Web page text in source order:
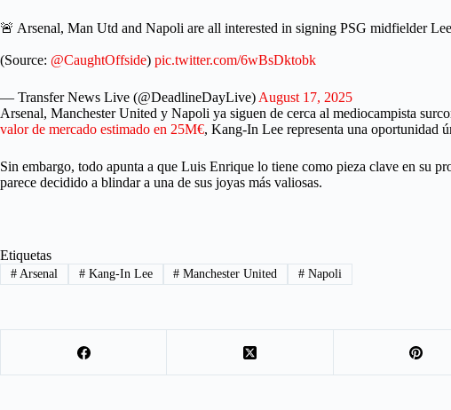
🚨 Arsenal, Man Utd and Napoli are all interested in signing PSG midfielder
(Source: @CaughtOffside) pic.twitter.com/6wBsDktobk
— Transfer News Live (@DeadlineDayLive) August 17, 2025
Arsenal, Manchester United y Napoli ya siguen de cerca al mediocampista
valor de mercado estimado en 25M€, Kang-In Lee representa una oportunidad
Sin embargo, todo apunta a que Luis Enrique lo tiene como pieza clave en su
parece decidido a blindar a una de sus joyas más valiosas.
Etiquetas
#Arsenal #Kang-In Lee # Manchester United # Napoli